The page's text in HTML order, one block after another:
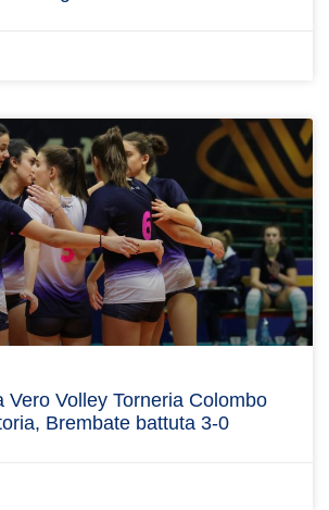
Vero Volley Torneria Colombo
Brembate battuta 3-0